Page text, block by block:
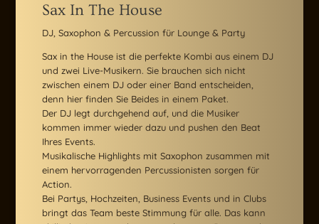
Sax In The House
DJ, Saxophon & Percussion für Lounge & Party
Sax in the House ist die perfekte Kombi aus einem DJ
und zwei Live-Musikern. Sie brauchen sich nicht
zwischen einem DJ oder einer Band entscheiden,
denn hier finden Sie Beides in einem Paket.
Der DJ legt durchgehend auf, und die Musiker
kommen immer wieder dazu und pushen den Beat
Ihres Events.
Musikalische Highlights mit Saxophon zusammen mit
einem hervorragenden Percussionisten sorgen für
Action.
Bei Partys, Hochzeiten, Business Events und in Clubs
bringt das Team beste Stimmung für alle. Das kann